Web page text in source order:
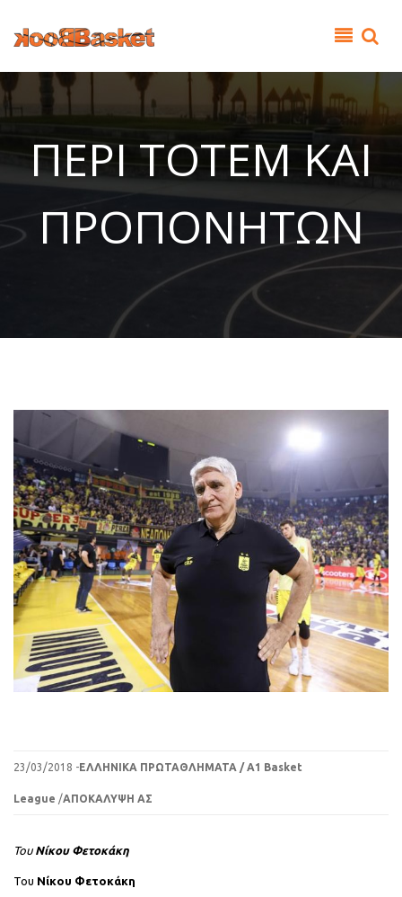
ΠΕΡΙ ΤΟΤΕΜ ΚΑΙ
ΠΡΟΠΟΝΗΤΩΝ
23/03/2018 -ΕΛΛΗΝΙΚΑ ΠΡΩΤΑΘΛΗΜΑΤΑ / A1 Basket
League /ΑΠΟΚΑΛΥΨΗ ΑΣ
ΤουΝίκου Φετοκάκη
Του Νίκου Φετοκάκη